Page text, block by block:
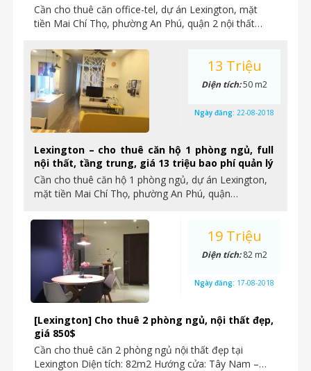
Cần cho thuê căn office-tel, dự án Lexington, mặt
tiền Mai Chí Thọ, phường An Phú, quận 2 nội thất…
Lexington – cho thuê căn hộ 1 phòng ngủ, full
nội thất, tầng trung, giá 13 triệu bao phí quản lý
Cần cho thuê căn hộ 1 phòng ngủ, dự án Lexington,
mặt tiền Mai Chí Thọ, phường An Phú, quận…
13 Triệu
Diện tích:50 m2
Ngày đăng: 22-08-2018
[Lexington] Cho thuê 2 phòng ngủ, nội thất đẹp,
giá 850$
Cần cho thuê căn 2 phòng ngủ nội thất đẹp tại
Lexington Diện tích: 82m2 Hướng cửa: Tây Nam –…
19 Triệu
Diện tích:82 m2
Ngày đăng: 17-08-2018